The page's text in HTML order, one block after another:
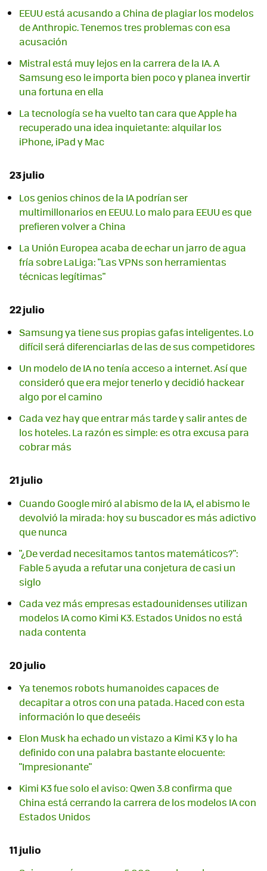
EEUU está acusando a China de plagiar los modelos
de Anthropic. Tenemos tres problemas con esa
acusación
Mistral está muy lejos en la carrera de la IA. A
Samsung eso le importa bien poco y planea invertir
una fortuna en ella
La tecnología se ha vuelto tan cara que Apple ha
recuperado una idea inquietante: alquilar los
iPhone, iPad y Mac
23 julio
Los genios chinos de la IA podrían ser
multimillonarios en EEUU. Lo malo para EEUU es que
prefieren volver a China
La Unión Europea acaba de echar un jarro de agua
fría sobre LaLiga: "Las VPNs son herramientas
técnicas legítimas"
22 julio
Samsung ya tiene sus propias gafas inteligentes. Lo
difícil será diferenciarlas de las de sus competidores
Un modelo de IA no tenía acceso a internet. Así que
consideró que era mejor tenerlo y decidió hackear
algo por el camino
Cada vez hay que entrar más tarde y salir antes de
los hoteles. La razón es simple: es otra excusa para
cobrar más
21 julio
Cuando Google miró al abismo de la IA, el abismo le
devolvió la mirada: hoy su buscador es más adictivo
que nunca
"¿De verdad necesitamos tantos matemáticos?":
Fable 5 ayuda a refutar una conjetura de casi un
siglo
Cada vez más empresas estadounidenses utilizan
modelos IA como Kimi K3. Estados Unidos no está
nada contenta
20 julio
Ya tenemos robots humanoides capaces de
decapitar a otros con una patada. Haced con esta
información lo que deseéis
Elon Musk ha echado un vistazo a Kimi K3 y lo ha
definido con una palabra bastante elocuente:
"Impresionante"
Kimi K3 fue solo el aviso: Qwen 3.8 confirma que
China está cerrando la carrera de los modelos IA con
Estados Unidos
11 julio